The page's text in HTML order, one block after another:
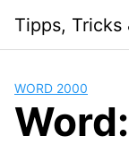
content
Tipps, Tricks
WORD 2000